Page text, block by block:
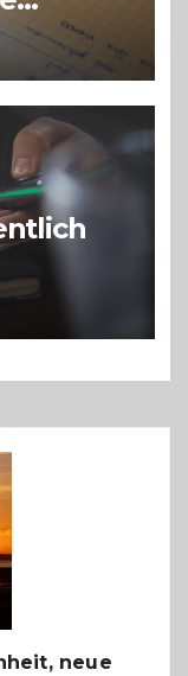
neue